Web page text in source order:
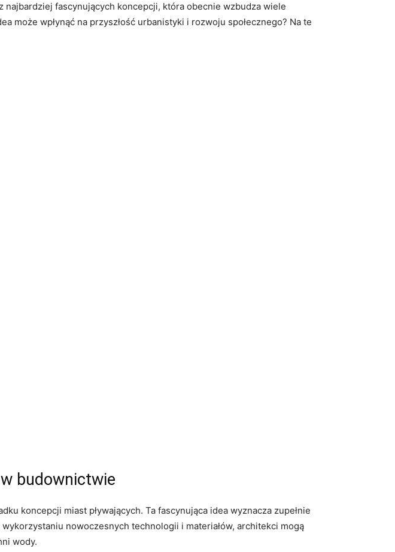
fascynujących koncepcji, która obecnie wzbudza ‌wiele
może‍ wpłynąć na przyszłość urbanistyki i rozwoju społecznego? Na⁢ te
budownictwie
koncepcji ‌miast‌ pływających. Ta fascynująca idea wyznacza zupełnie
nowoczesnych technologii i materiałów, architekci mogą
wody.